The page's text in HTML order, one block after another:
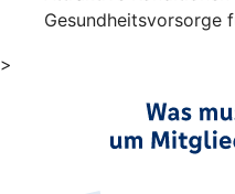
Gesundheitsvorsorge
>